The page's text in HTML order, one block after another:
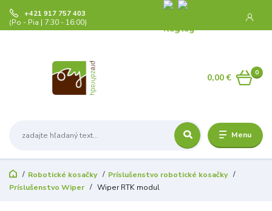
Menu
+421 917 757 403
(Po - Pia | 7:30 - 16:00)
0
0,00 €
Robotické kosačky
Príslušenstvo robotické kosačky
Príslušenstvo Wiper
Wiper RTK modul